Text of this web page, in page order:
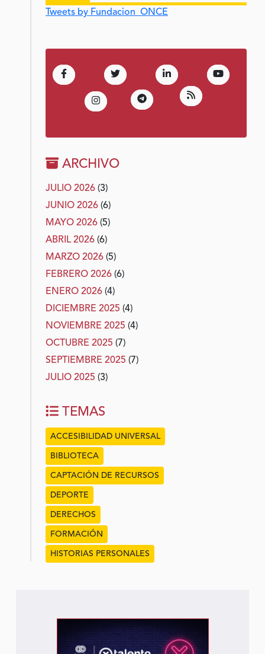
Tweets by Fundacion_ONCE
Facebook
(Abre en nueva ventana)
Twitter
(Abre en nueva ventana)
LinkedIn
(Abre en nuevaYoutube
(Abre en
Instagram
(Abre en nueva ventana)
Telegram
(Abre en nueva ventana)
RSS
(Abre en nueva
ARCHIVO
JULIO 2026 (3)
JUNIO 2026 (6)
MAYO 2026 (5)
ABRIL 2026 (6)
MARZO 2026 (5)
FEBRERO 2026 (6)
ENERO 2026 (4)
DICIEMBRE 2025 (4)
NOVIEMBRE 2025 (4)
OCTUBRE 2025 (7)
SEPTIEMBRE 2025 (7)
JULIO 2025 (3)
TEMAS
ACCESIBILIDAD UNIVERSAL
BIBLIOTECA
CAPTACIÓN DE RECURSOS
DEPORTE
DERECHOS
FORMACIÓN
HISTORIAS PERSONALES